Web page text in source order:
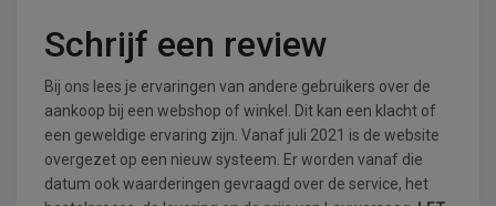
Schrijf een review
Bij ons lees je ervaringen van andere gebruikers over de
aankoop bij een webshop of winkel. Dit kan een klacht of
een geweldige ervaring zijn. Vanaf juli 2021 is de website
overgezet op een nieuw systeem. Er worden vanaf die
datum ook waarderingen gevraagd over de service, het